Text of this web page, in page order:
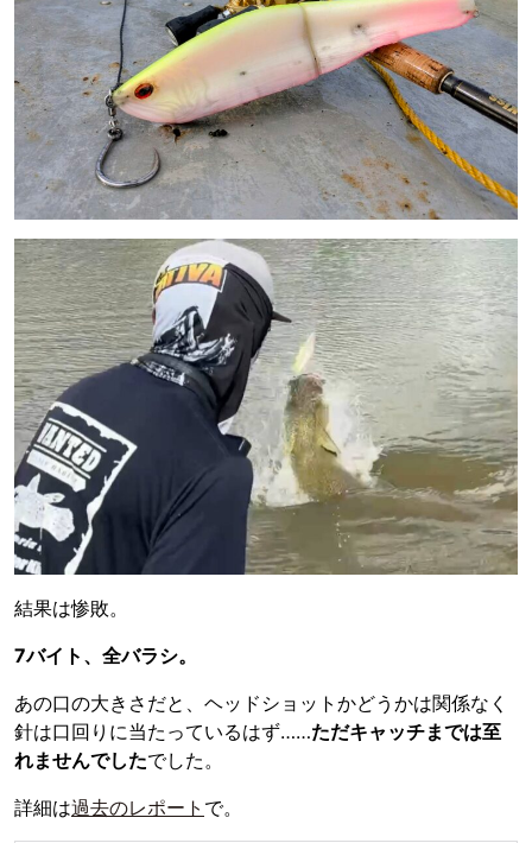
結果は惨敗。
7バイト、全バラシ。
あの口の大きさだと、ヘッドショットかどうかは関係なく
針は口回りに当たっているはず……ただキャッチまでは至
れませんでしたでした。
詳細は過去のレポート で。